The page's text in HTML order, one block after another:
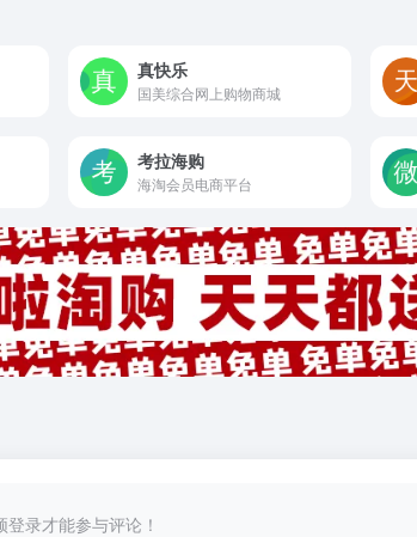
真快乐
国美综合网上购物商城
考拉海购
海淘会员电商平台
登录才能参与评论！